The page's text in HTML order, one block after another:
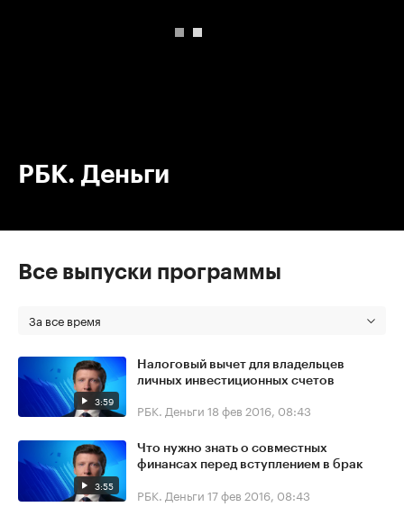
РБК. Деньги
Все выпуски программы
За все время
3:59
Налоговый вычет для владельцев
личных инвестиционных счетов
РБК. Деньги 18 фев 2016, 08:43
3:55
Что нужно знать о совместных
финансах перед вступлением в брак
РБК. Деньги 17 фев 2016, 08:43